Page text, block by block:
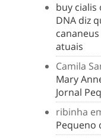
buy
DNA diz
atuais
Camila
Mary
Jornal
ribinha
Pequeno